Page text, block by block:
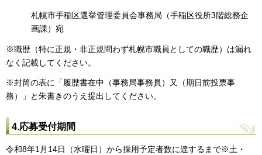
札幌市手稲区選挙管理委員会事務局（手稲区役所3階総務企
画課）宛
※職歴（特に正規・非正規問わず札幌市職員としての職歴）は漏れ
なく記載してください。
※封筒の表に「履歴書在中（事務局事務員）又（期日前投票事
務）」と朱書きのうえ提出してください。
4.応募受付期間
令和8年1月14日（水曜日）から採用予定者数に達するまで※土・